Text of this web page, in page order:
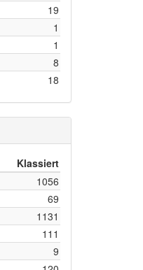
19
1
1
8
18
Klassiert
1056
69
1131
111
9